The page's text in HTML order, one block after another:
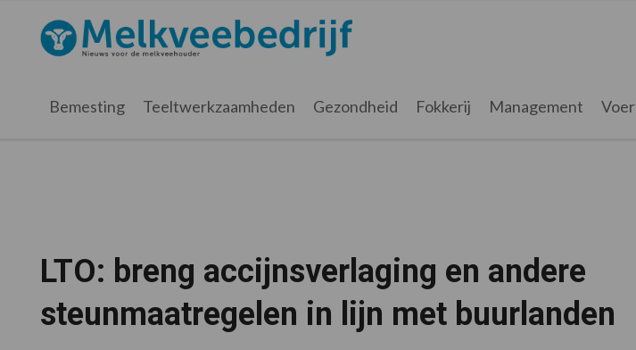
hoofdnavigatie
hoofd
eerste
voettekst
Melkveebedrijf.nl
Bemesting Teeltwerkzaamheden Gezondheid Fokkerij Management Voer
LTO: breng accijnsverlaging en andere
steunmaatregelen in lijn met buurlanden